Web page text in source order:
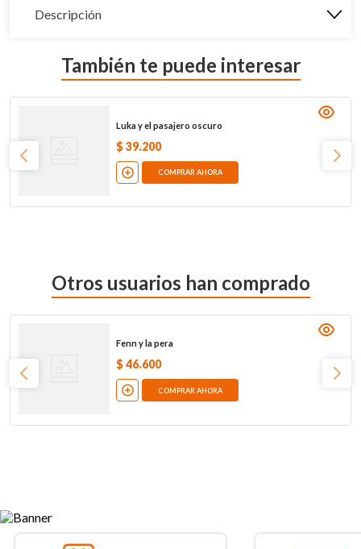
Descripción
También te puede interesar
Luka y el pasajero oscuro
$ 39.200
COMPRAR AHORA
Otros usuarios han comprado
Fenn y la pera
$ 46.600
COMPRAR AHORA